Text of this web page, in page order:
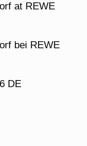
at REWE
bei REWE
DE